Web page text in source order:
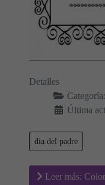
Detalles
Categoría:
Última
dia del padre
Leer más: